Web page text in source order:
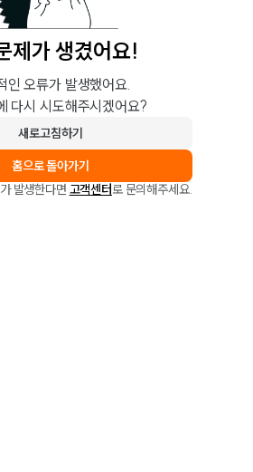
제가 생겼어요!
인 오류가 발생했어요.
다시 시도해주시겠어요?
새로고침하기
홈으로 돌아가기
발생한다면 고객센터로 문의해주세요.